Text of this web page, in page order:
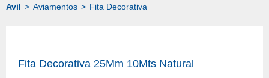
Aviamentos Fita Decorativa
Fita Decorativa 25Mm 10Mts Natural